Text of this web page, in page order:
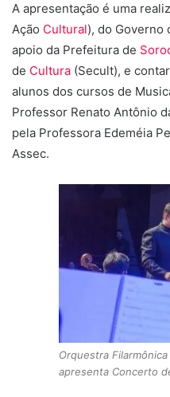
A apresentação é uma
Ação Cultural), do Governo
apoio da Prefeitura de
de Cultura (Secult), e
alunos dos cursos de
Professor Renato Antônio
pela Professora Edeméia
Assec.
Orquestra
apresenta Concerto